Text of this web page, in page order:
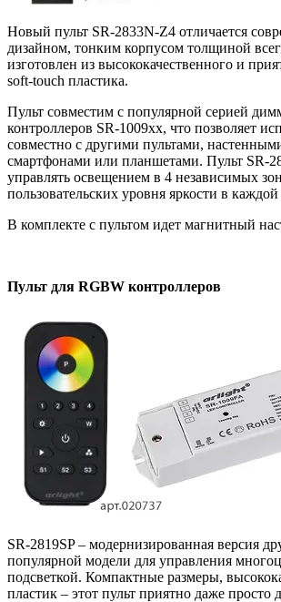
Новый пульт SR-2833N-Z4 отличается
дизайном, тонким корпусом толщиной
изготовлен из высококачественного и
soft-touch пластика.
Пульт совместим с популярной серией
контроллеров SR-1009xx, что позволяет
совместно с другими пультами,
смартфонами или планшетами. Пульт SR-
управлять освещением в 4 независимых
пользовательских уровня яркости в
В комплекте с пультом идет магнитный
Пульт для RGBW контроллеров
SR-2819SP – модернизированная версия
популярной модели для управления
подсветкой. Компактные размеры,
пластик – этот пульт приятно даже просто